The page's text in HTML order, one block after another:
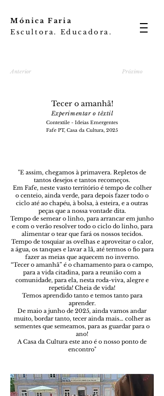
Mónica Faria
Escultora. Educadora.
Anterior Próximo
Tecer o amanhã!
Experimentar o têxtil
Contextile - Ideias Emergentes
Fafe PT, Casa da Cultura, 2025
"E assim, chegamos à primavera. Repletos de
tantos desejos e tantos recomeços.
Em Fafe, neste vasto território é tempo de colher
o centeio, ainda verde, para depois fazer todo o
ciclo até ao chapéu, à bolsa, à esteira, e a outras
peças que a nossa vontade dita.
Tempo de semear o linho, para arrancar em junho
e com o verão resolver todo o ciclo do linho, para
alimentar o tear que fará os nossos tecidos.
Tempo de tosquiar as ovelhas e aproveitar o calor,
a água, os tanques e lavar a lã, até termos o fio para
fazer as meias que aquecem no inverno.
“Tecer o amanhã” é o chamamento para o campo,
para a vida citadina, para a reunião com a
comunidade, para ela, nesta roda-viva, alegre e
repetida! Cheia de vida!
Temos aprendido tanto e temos tanto para
aprender.
De maio a junho de 2025, ainda vamos andar
muito, bordar tanto, tecer ainda mais… colher as
sementes que semeamos, para as guardar para o
ano!
A Casa da Cultura este ano é o nosso ponto de
encontro"